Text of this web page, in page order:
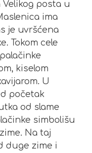
posta u
ima
je uvršćena
Tokom cele
kiselom
U
početak
od slame
simbolišu
Na taj
duge zime i